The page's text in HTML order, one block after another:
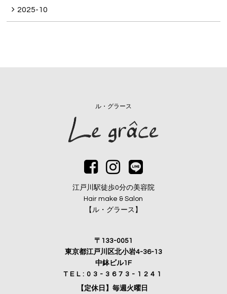
2025-10
ル・グラース
江戸川駅徒歩0分の美容院
Hair make & Salon
【ル・グラース】
〒133-0051
東京都江戸川区北小岩4-36-13
中鉢ビル1F
TEL:03-3673-1241
【定休日】毎週火曜日